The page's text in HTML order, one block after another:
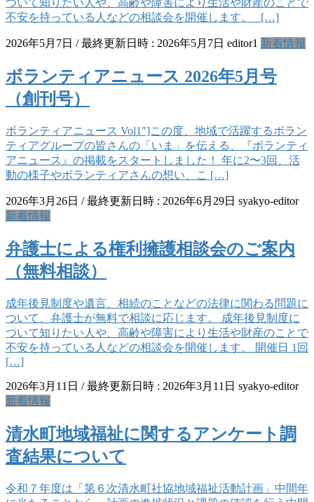
ついて知りたい人や、高齢や障害により生活や財産のことで
不安を持っている人などの相談会を開催します。 […]
2026年5月7日 / 最終更新日時 : 2026年5月7日 editor1 新着情報
ボランティアニュース 2026年5月号
（創刊号）
ボランティアニュース Vol1″]この度、地域で活躍するボラン
ティアグループの皆さんの「いま」を伝える、『ボランティ
アニュース』の掲載をスタートしました！ 年に2〜3回、活
動の様子やボランティアさんの想い、こ […]
2026年3月26日 / 最終更新日時 : 2026年6月29日 syakyo-editor
新着情報
弁護士による権利擁護相談会のご案内
（無料相談）
成年後見制度や遺言、相続のことなどの法律に関わる問題に
ついて、弁護士が無料で相談に応じます。 成年後見制度に
ついて知りたい人や、高齢や障害により生活や財産のことで
不安を持っている人などの相談会を開催します。 開催日 1回
[…]
2026年3月11日 / 最終更新日時 : 2026年3月11日 syakyo-editor
新着情報
清水町地域福祉に関するアンケート調
査結果について
令和７年度は「第６次清水町社協地域福祉活動計画」中間年